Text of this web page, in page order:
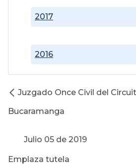
2016
2017
Juzgado Once Civil del
Bucaramanga
Julio 05 de 2019
Emplaza tutela